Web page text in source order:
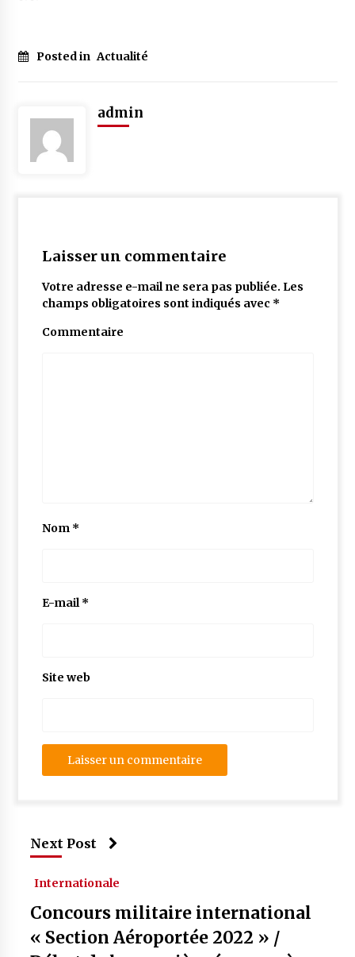
Posted in Actualité
admin
Laisser un commentaire
Votre adresse e-mail ne sera pas publiée. Les
champs obligatoires sont indiqués avec *
Commentaire
Nom *
E-mail*
Site web
Next Post
Internationale
Concours militaire international
« Section Aéroportée 2022 » /